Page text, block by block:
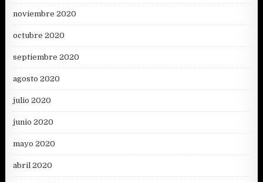
noviembre 2020
octubre 2020
septiembre 2020
agosto 2020
julio 2020
junio 2020
mayo 2020
abril 2020